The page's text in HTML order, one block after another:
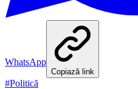
WhatsApp
Copiază link
#Politică